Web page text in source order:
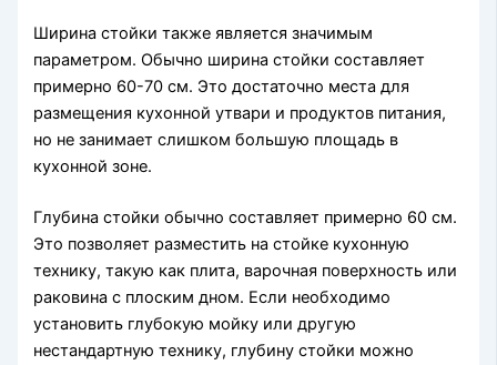
Ширина стойки также является значимым
параметром. Обычно ширина стойки составляет
примерно 60-70 см. Это достаточно места для
размещения кухонной утвари и продуктов питания,
но не занимает слишком большую площадь в
кухонной зоне.
Глубина стойки обычно составляет примерно 60 см.
Это позволяет разместить на стойке кухонную
технику, такую как плита, варочная поверхность или
раковина с плоским дном. Если необходимо
установить глубокую мойку или другую
нестандартную технику, глубину стойки можно